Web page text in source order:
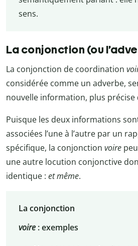
sens.
La conjonction (ou
La conjonction de coordination
considérée comme un adverbe,
nouvelle information, plus précise
Puisque les deux informations
associées l’une à l’autre par un
spécifique, la conjonction voire
une autre locution conjonctive
identique : et même.
La conjonction
voire : exemples